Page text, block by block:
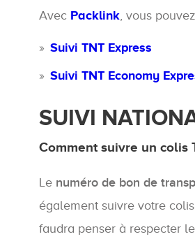
Avec Packlink , vous
Suivi TNT Express
Suivi TNT Economy
SUIVI
Comment suivre un colis
Le numéro de bon de
également suivre votre
faudra penser à respecter